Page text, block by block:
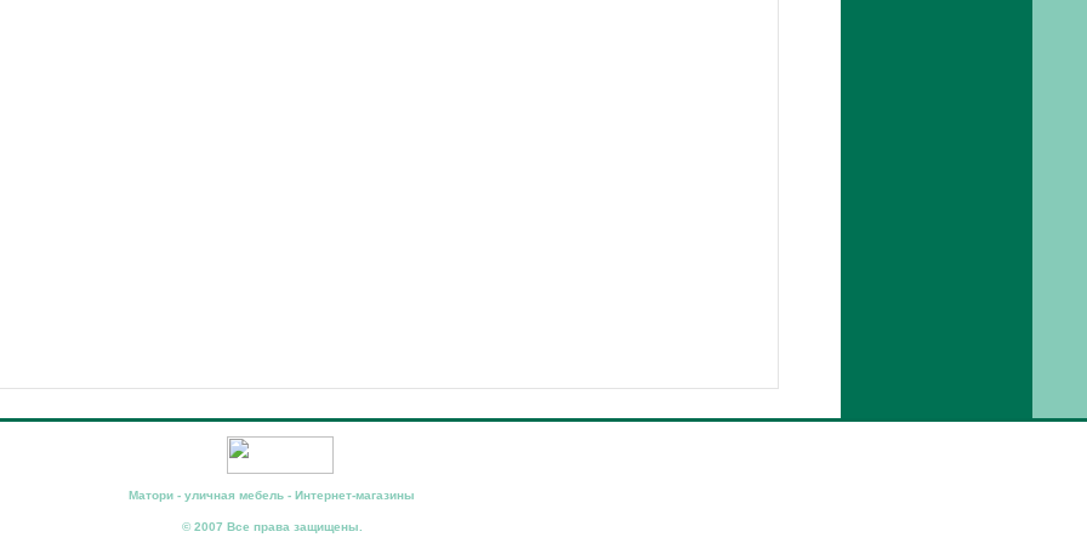
Матори - уличная мебель - Интернет-магазины
© 2007 Все права защищены.